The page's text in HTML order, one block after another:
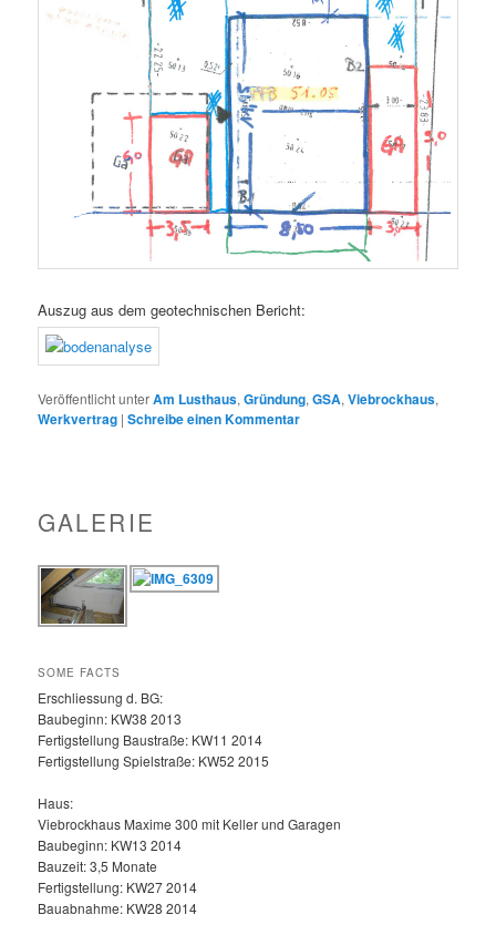
Auszug aus dem geotechnischen Bericht:
Veröffentlicht unterAm Lusthaus,Gründung,GSA,Viebrockhaus,
Werkvertrag |Schreibe einen Kommentar
GALERIE
SOME FACTS
Erschliessung d. BG:
Baubeginn: KW38 2013
Fertigstellung Baustraße: KW11 2014
Fertigstellung Spielstraße: KW52 2015
Haus:
Viebrockhaus Maxime 300 mit Keller und Garagen
Baubeginn: KW13 2014
Bauzeit: 3,5 Monate
Fertigstellung: KW27 2014
Bauabnahme: KW28 2014